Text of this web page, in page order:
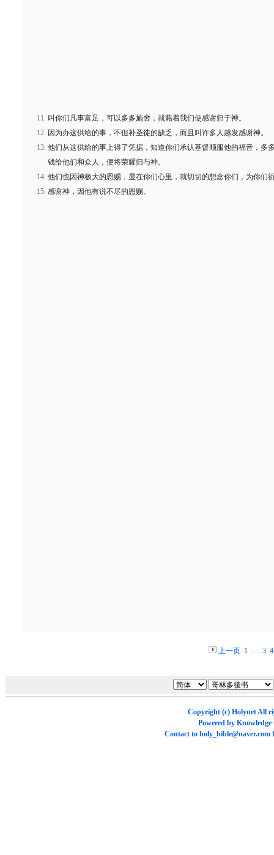
叫你们凡事富足，可以多多施舍，就藉着我们使感谢归于神。
因为办这供给的事，不但补圣徒的缺乏，而且叫许多人越发感谢神。
他们从这供给的事上得了凭据，知道你们承认基督顺服他的福音，多
钱给他们和众人，便将荣耀归与神。
他们也因神极大的恩赐，显在你们心里，就切切的想念你们，为你们
感谢神，因他有说不尽的恩赐。
上一页 1. . . 3 4
Copyright (c) HolynetAll
Powered by Knowledge
Contact to holy_bible@naver.com